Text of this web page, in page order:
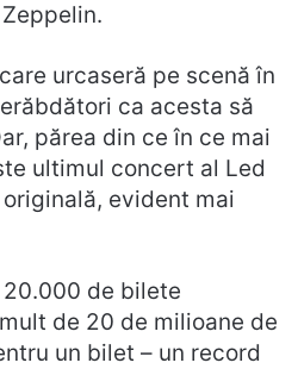
urcaseră pe scenă în
ca acesta să
părea din ce în ce mai
ultimul concert al Led
evident mai
de bilete
de 20 de milioane de
un bilet – un record